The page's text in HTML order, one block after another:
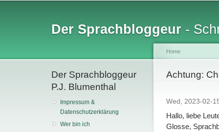
Der Sprachbloggeur -
Der Sprachbloggeur
P.J. Blumenthal
Impressum &
Datenschutzerklärung
Wer bin ich
You are
Home
Achtung:
Wed, 2023-02-
Hallo, liebe
Glosse,